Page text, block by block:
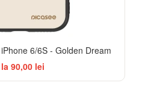
6/6S - Golden Dream
90,00 lei